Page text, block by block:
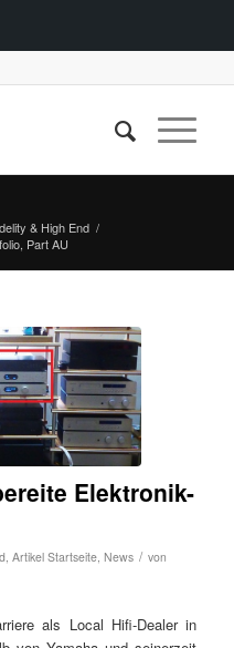
& High End /
Part AU
Elektronik-
, Artikel Startseite, News / von
als Local Hifi-Dealer in